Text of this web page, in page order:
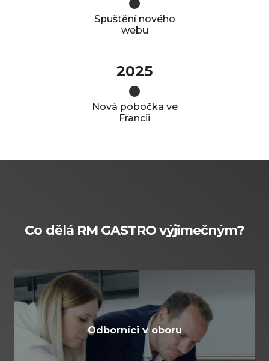
Spuštění nového
webu
2025
Nová pobočka ve
Francii
Co dělá RM GASTRO výjimečným?
Odborníci v oboru